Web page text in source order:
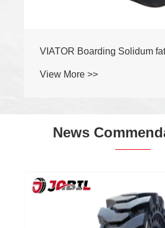
VIATOR Boarding Solidum
View More >>
News